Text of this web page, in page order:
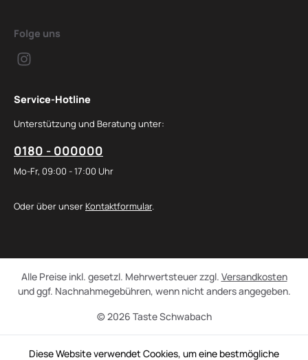
Folge uns
Service-Hotline
Unterstützung und Beratung unter:
0180 - 000000
Mo-Fr, 09:00 - 17:00 Uhr
Oder über unser Kontaktformular.
© 2026 Taste Schwabach
Alle Preise inkl. gesetzl. Mehrwertsteuer zzgl. Versandkosten
und ggf. Nachnahmegebühren, wenn nicht anders angegeben.
Diese Website verwendet Cookies, um eine bestmögliche